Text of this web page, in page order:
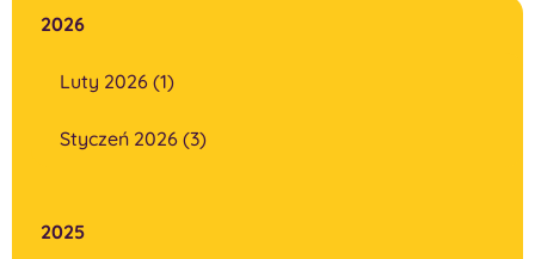
2026
Luty 2026 (1)
Styczeń 2026 (3)
2025